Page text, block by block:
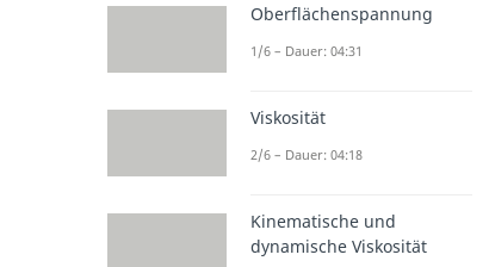
Oberflächenspannung
1/6 – Dauer: 04:31
Viskosität
2/6 – Dauer: 04:18
Kinematische und
dynamische Viskosität